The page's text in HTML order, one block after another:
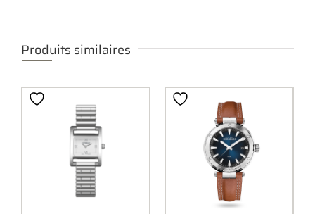
Produits similaires